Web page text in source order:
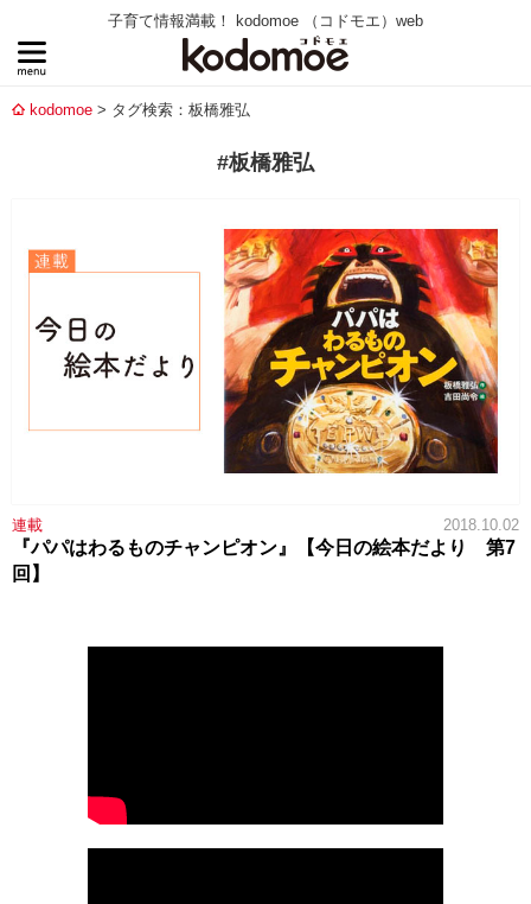
子育て情報満載！ kodomoe （コドモエ）web
kodomoe タグ検索：板橋雅弘
#板橋雅弘
連載 2018.10.02
『パパはわるものチャンピオン』【今日の絵本だより 第7
回】